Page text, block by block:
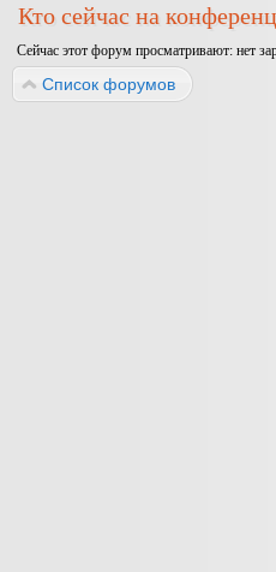
Кто сейчас на
Сейчас этот форум просматривают: нет
Список форумов